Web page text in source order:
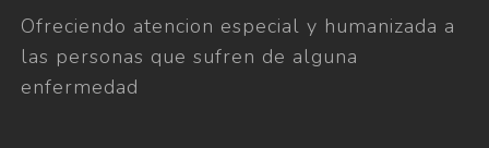
Ofreciendo atencion especial y humanizada a
las personas que sufren de alguna
enfermedad